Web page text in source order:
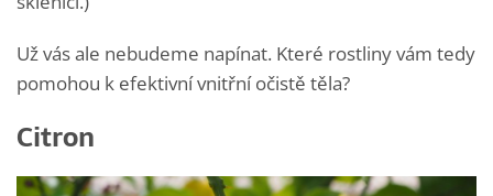
Už vás ale nebudeme napínat. Které rostliny vám tedy
pomohou k efektivní vnitřní očistě těla?
Citron